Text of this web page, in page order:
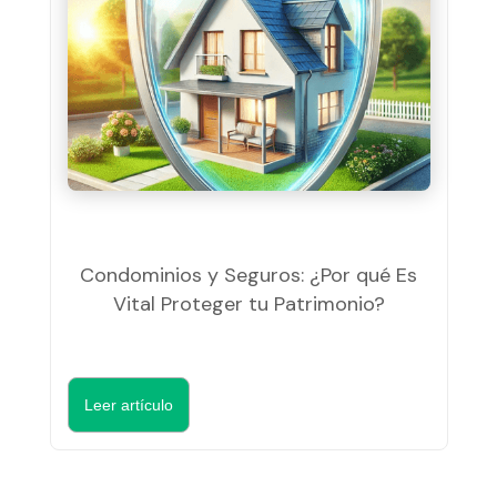
Condominios y Seguros: ¿Por qué Es
Vital Proteger tu Patrimonio?
Leer artículo